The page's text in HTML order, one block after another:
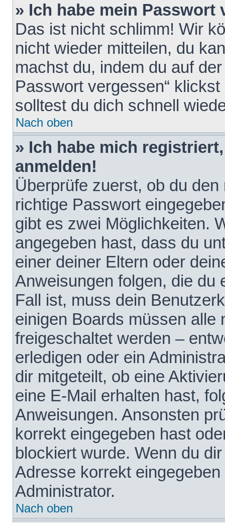
» Ich habe mein Passwort
Das ist nicht schlimm! Wir
nicht wieder mitteilen, du
machst du, indem du auf
Passwort vergessen“
solltest du dich schnell
Nach oben
» Ich habe mich
anmelden!
Überprüfe zuerst, ob du
richtige Passwort
gibt es zwei Möglichkeiten.
angegeben hast, dass du
einer deiner Eltern oder
Anweisungen folgen, die du
Fall ist, muss dein
einigen Boards müssen alle
freigeschaltet werden –
erledigen oder ein
dir mitgeteilt, ob eine
eine E-Mail erhalten hast,
Anweisungen. Ansonsten
korrekt eingegeben hast
blockiert wurde. Wenn du
Adresse korrekt
Administrator.
Nach oben